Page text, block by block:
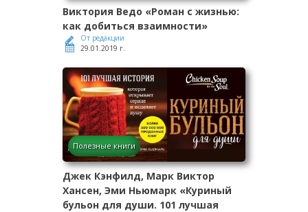
Виктория Ведо «Роман с жизнью:
как добиться взаимности»
От редакции
29.01.2019 г.
Полезные книги
Джек Кэнфилд, Марк Виктор
Хансен, Эми Ньюмарк «Куриный
бульон для души. 101 лучшая